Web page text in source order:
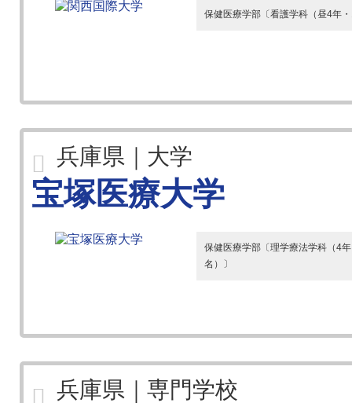
保健医療学部〔看護学科（昼4年
兵庫県｜大学
宝塚医療大学
保健医療学部〔理学療法学科（4
名）〕
兵庫県｜専門学校